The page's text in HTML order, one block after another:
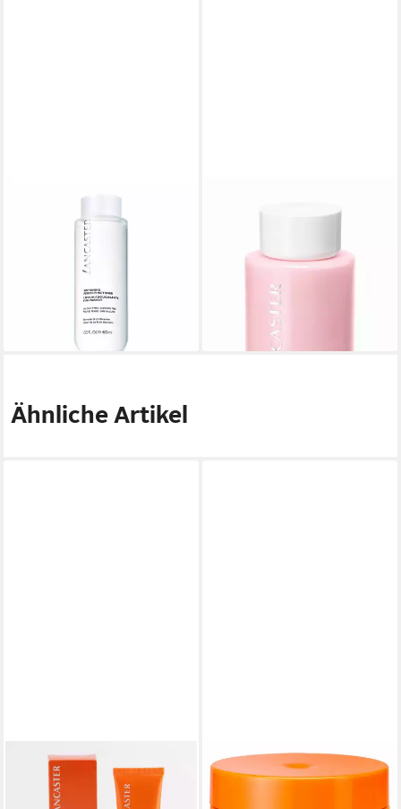
Gesichts-Reinigungsschaum
Cleansers Softening
Perfecting Toner
lieferbar - in 9-11 Werktagen bei
Toner Comforting Perfecting
feuchtigkeitsspendender und
ab 23,24 €
(58,10 €/ 1 l)
lieferbar in 2 Wochen
Ähnliche Artikel
LANCASTER
Anti-Aging-Creme Lancaster -
Sun Beauty - Sublime Tan -
LANCASTER
Selbstbräunungscreme Sun